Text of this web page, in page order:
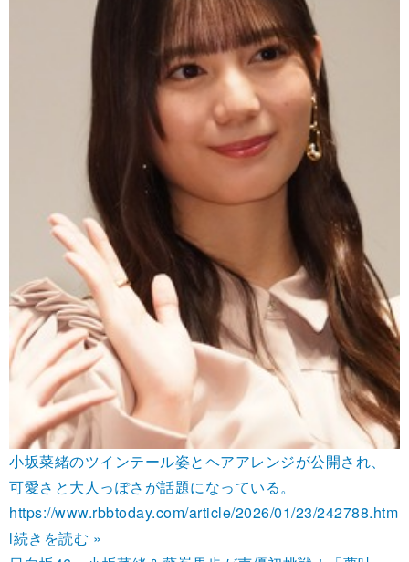
小坂菜緒のツインテール姿とヘアアレンジが公開され、
可愛さと大人っぽさが話題になっている。
https://www.rbbtoday.com/article/2026/01/23/242788.htm
l続きを読む »